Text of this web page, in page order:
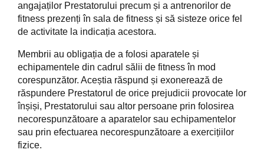
angajaților Prestatorului precum și a antrenorilor de
fitness prezenți în sala de fitness și să sisteze orice fel
de activitate la indicația acestora.
Membrii au obligația de a folosi aparatele și
echipamentele din cadrul sălii de fitness în mod
corespunzător. Aceștia răspund și exonerează de
răspundere Prestatorul de orice prejudicii provocate lor
înșiși, Prestatorului sau altor persoane prin folosirea
necorespunzătoare a aparatelor sau echipamentelor
sau prin efectuarea necorespunzătoare a exercițiilor
fizice.